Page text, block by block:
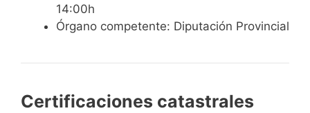
14:00h
Órgano competente: Diputación Provincial
Certificaciones catastrales